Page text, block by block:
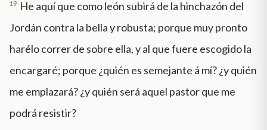
19 He aquí que como león subirá de la hinchazón del
Jordán contra la bella y robusta; porque muy pronto
harélo correr de sobre ella, y al que fuere escogido la
encargaré; porque ¿quién es semejante á mí? ¿y quién
me emplazará? ¿y quién será aquel pastor que me
podrá resistir?